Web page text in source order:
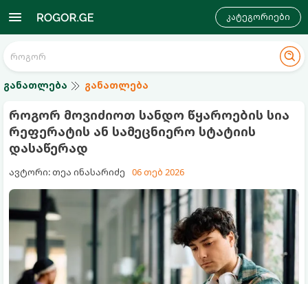
კატეგორიები
განათლება განათლება
როგორ მოვიძიოთ სანდო წყაროების სია
რეფერატის ან სამეცნიერო სტატიის
დასაწერად
ავტორი: თეა ინასარიძე 06 თებ 2026